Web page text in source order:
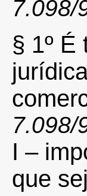
7.098/
§ 1º
7.098/
I –
que